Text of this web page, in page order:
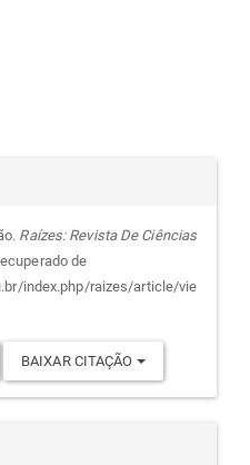
Raízes: Revista De Ciências
de
index.php/raizes/article/vie
BAIXAR CITAÇÃO